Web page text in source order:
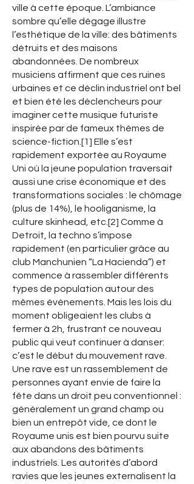
ville à cette époque. L’ambiance
sombre qu’elle dégage illustre
l’esthétique de la ville: des bâtiments
détruits et des maisons
abandonnées. De nombreux
musiciens affirment que ces ruines
urbaines et ce déclin industriel ont bel
et bien été les déclencheurs pour
imaginer cette musique futuriste
inspirée par de fameux thèmes de
science-fiction.[1] Elle s’est
rapidement exportée au Royaume
Uni où la jeune population traversait
aussi une crise économique et des
transformations sociales : le chômage
(plus de 14%), le hooliganisme, la
culture skinhead, etc.[2] Comme à
Detroit, la techno s’impose
rapidement (en particulier grâce au
club Manchunien “La Hacienda”) et
commence à rassembler différents
types de population autour des
mêmes événements. Mais les lois du
moment obligeaient les clubs à
fermer à 2h, frustrant ce nouveau
public qui veut continuer à danser:
c’est le début du mouvement rave.
Une rave est un rassemblement de
personnes ayant envie de faire la
fête dans un droit peu conventionnel :
généralement un grand champ ou
bien un entrepôt vide, ce dont le
Royaume unis est bien pourvu suite
aux abandons des bâtiments
industriels. Les autorités d’abord
ravies que les jeunes externalisent la